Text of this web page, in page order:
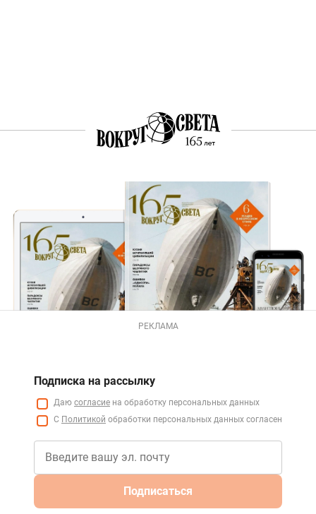
РЕКЛАМА
Подписка на рассылку
Даю согласие на обработку персональных данных
С Политикой обработки персональных данных согласен
Подписаться